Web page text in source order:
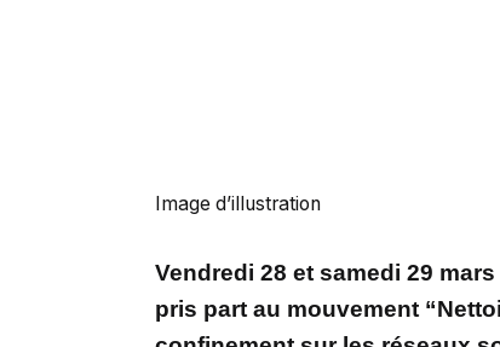
Image d’illustration
Vendredi 28 et samedi 29
pris part au mouvement